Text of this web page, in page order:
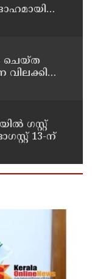
ചെയ്ത
വിലക്കിയ
ഗസ്റ്റ്
13-ന്